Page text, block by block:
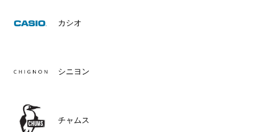
カシオ
シニヨン
チャムス